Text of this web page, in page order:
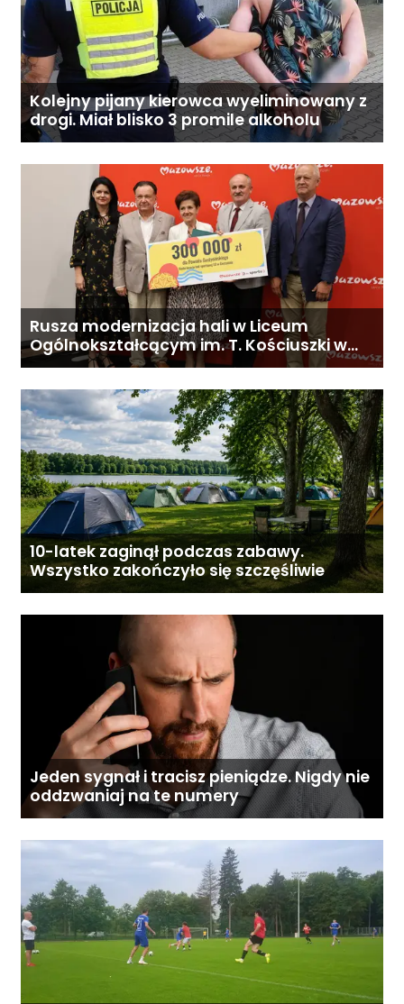
Kolejny pijany kierowca wyeliminowany z
drogi. Miał blisko 3 promile alkoholu
Rusza modernizacja hali w Liceum
Ogólnokształcącym im. T. Kościuszki w
Gostyninie
10-latek zaginął podczas zabawy.
Wszystko zakończyło się szczęśliwie
Jeden sygnał i tracisz pieniądze. Nigdy nie
oddzwaniaj na te numery